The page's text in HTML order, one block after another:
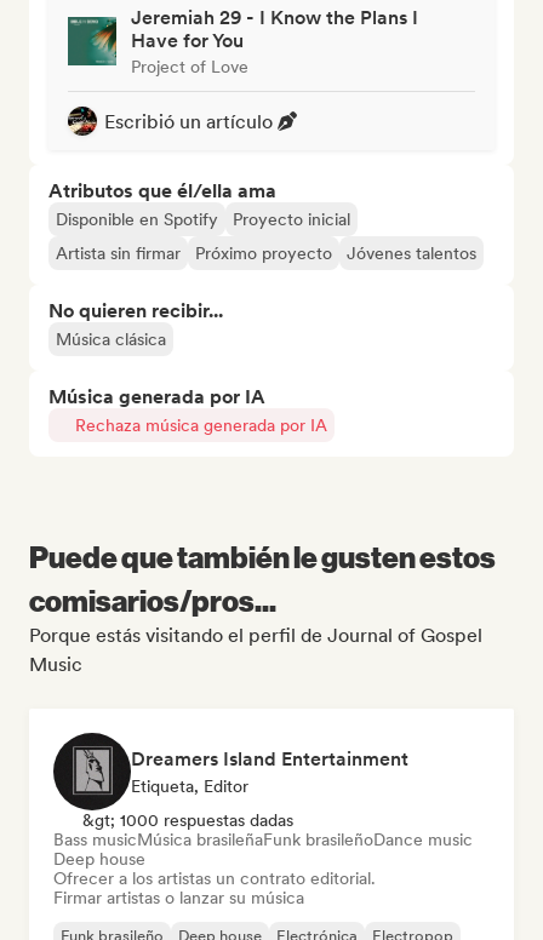
Jeremiah 29 - I Know the Plans I
Have for You
Project of Love
Escribió un artículo
Atributos que él/ella ama
Disponible en Spotify
Proyecto inicial
Artista sin firmar
Próximo proyecto Jóvenes talentos
No quieren recibir...
Música clásica
Música generada por IA
Rechaza música generada por IA
Puede que también le gusten estos
comisarios/pros...
Porque estás visitando el perfil de Journal of Gospel
Music
Dreamers Island Entertainment
Etiqueta, Editor
&gt; 1000 respuestas dadas
Bass musicMúsica brasileñaFunk brasileñoDance music
Deep house
Ofrecer a los artistas un contrato editorial.
Firmar artistas o lanzar su música
Funk brasileño Deep house Electrónica Electropop